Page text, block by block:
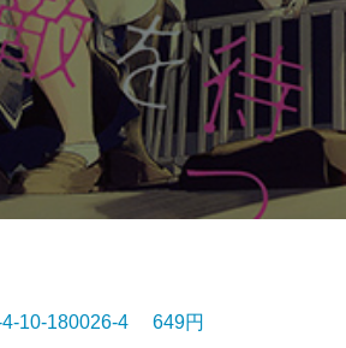
10-180026-4 649円